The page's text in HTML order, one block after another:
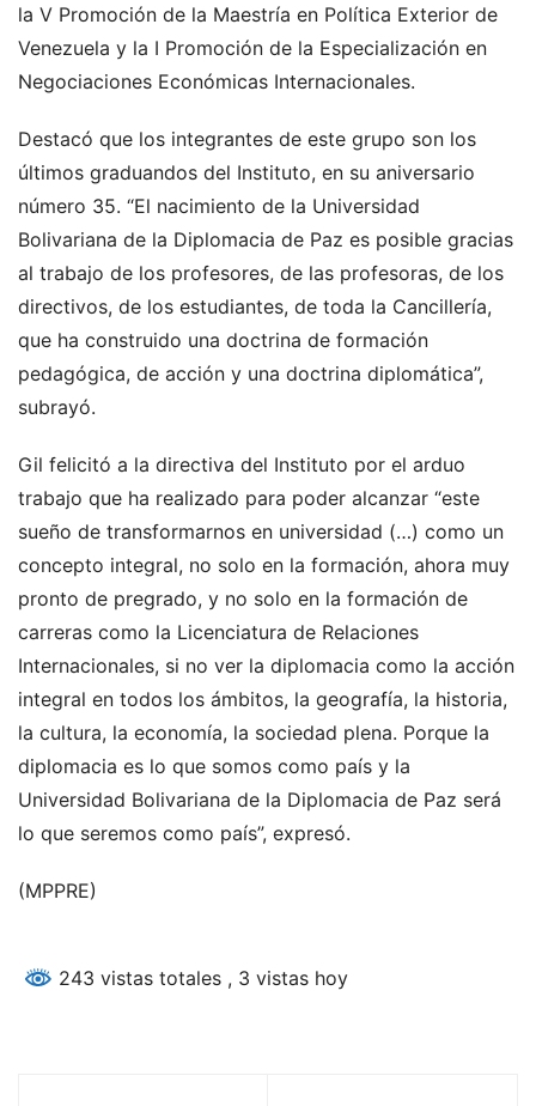
la V Promoción de la Maestría en Política Exterior de
Venezuela y la I Promoción de la Especialización en
Negociaciones Económicas Internacionales.
Destacó que los integrantes de este grupo son los
últimos graduandos del Instituto, en su aniversario
número 35. “El nacimiento de la Universidad
Bolivariana de la Diplomacia de Paz es posible gracias
al trabajo de los profesores, de las profesoras, de los
directivos, de los estudiantes, de toda la Cancillería,
que ha construido una doctrina de formación
pedagógica, de acción y una doctrina diplomática”,
subrayó.
Gil felicitó a la directiva del Instituto por el arduo
trabajo que ha realizado para poder alcanzar “este
sueño de transformarnos en universidad (…) como un
concepto integral, no solo en la formación, ahora muy
pronto de pregrado, y no solo en la formación de
carreras como la Licenciatura de Relaciones
Internacionales, si no ver la diplomacia como la acción
integral en todos los ámbitos, la geografía, la historia,
la cultura, la economía, la sociedad plena. Porque la
diplomacia es lo que somos como país y la
Universidad Bolivariana de la Diplomacia de Paz será
lo que seremos como país”, expresó.
(MPPRE)
243 vistas totales , 3 vistas hoy